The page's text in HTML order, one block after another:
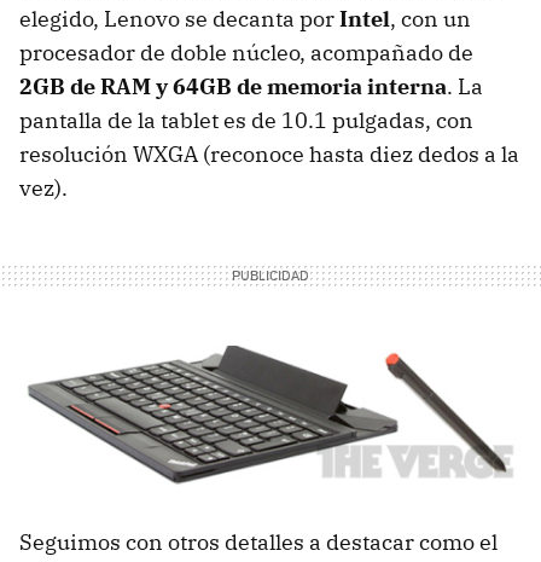
elegido, Lenovo se decanta porIntel, con un
procesador de doble núcleo, acompañado de
2GB deRAMy 64GB de memoria interna. La
pantalla de la tablet es de 10.1 pulgadas, con
resolución WXGA (reconoce hasta diez dedos a la
vez).
Seguimos con otros detalles a destacar como el